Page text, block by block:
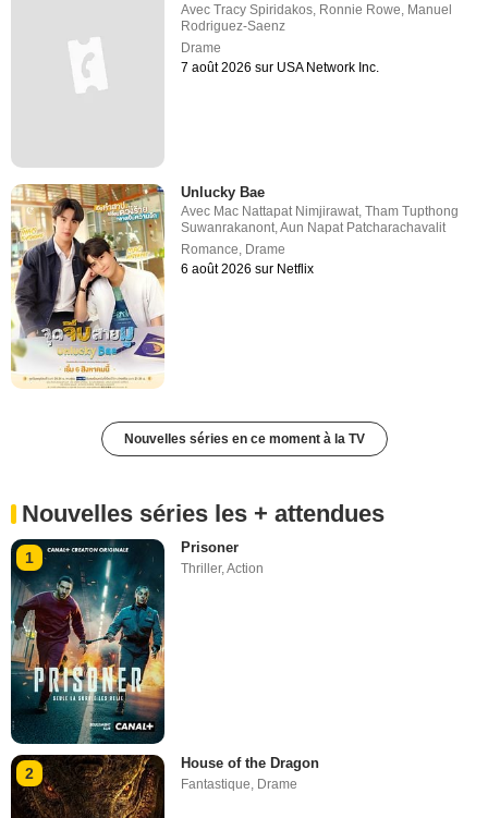
AvecTracy Spiridakos Ronnie Rowe Manuel
Rodriguez-Saenz
Drame
7 août 2026 sur USA Network Inc.
Unlucky Bae
Avec Mac Nattapat Nimjirawat,Tham Tupthong
Suwanrakanont,Aun Napat Patcharachavalit
Romance, Drame
6 août 2026 sur Netflix
Nouvelles séries en ce moment à la TV
Nouvelles séries les + attendues
1
Prisoner
Thriller,Action
2
House of the Dragon
Fantastique, Drame